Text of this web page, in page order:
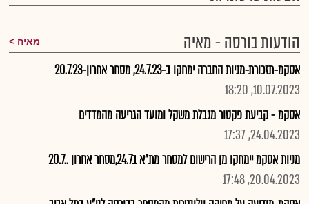
הודעות בורסה - מאיה
מאיה
אסקמ-תזכורת-מניות החברה ימחקו ב-24.7.23, מסחר אחרון-20.7.23
10.07.2023, 18:20
אסקמ - קביעת פקטור מגבלת משקל ומועד הגריעה מהמדדים
24.04.2023, 17:37
מניות אסקמ יימחקו מן הרישום למסחר מת"א ב24.7,מסחר אחרון ..20.7
20.04.2023, 17:48